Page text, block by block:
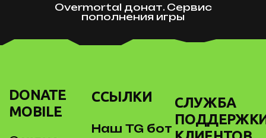
Overmortal донат. Сервис
пополнения игры
DONATE
MOBILE
ССЫЛКИ
Наш TG бот
СЛУЖБА